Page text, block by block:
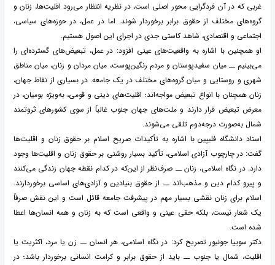
غربی که در آن فردگرایی محور اصلی است، در نظریه انتظار می‌رود اقلیت‌ها، زنان و
گروه‌های مختلف از حقوق برابر برخوردار شوند. اما در عمل، در حوزه‌های سیاسی،
اجتماعی و اقتصادی، شاهد کاستی جدی در اجرای این اصول هستیم.
او همچنین با اشاره به واقعیت‌های عینی افزود: در عمل، تبعیض‌های گسترده‌ای را
می‌بینیم ــ میان سفیدپوستان و مردم رنگین‌پوست، میان مردان و زنان، میان مناطق
شهری و روستایی و میان گروه‌های مختلف در یک جامعه. در بسیاری از نقاط جهان،
زنان همچنان با انواع تبعیض مواجه‌اند؛ اقلیت‌های دینی و قومی، به‌ویژه بومیان، در
معرض تبعیض قرار دارند و ملت‌های جهان جنوب غالباً از سوی کشورهای ثروتمند
شمال به‌صورت درجه‌دوم تلقی می‌شوند.
استاد دانشگاه فلیپین با اشاره به تأکیدات صریح اسلام بر حقوق زنان و اقلیت‌ها
گفت: در چارچوب آزادی اسلامی، تأکید بسیار روشنی بر حقوق زنان و اقلیت‌ها وجود
دارد. در نگاه اسلامی، زنان ــ صرف‌نظر از این‌که در کدام نقطه جهان زندگی می‌کنند
و پیرو کدام دین و مذهب‌اند ــ از حقوق بنیادین و آزادی‌های اساسی برخوردارند.
اسلام برای زنان نقشی بسیار مهم در پیشرفت جامعه قائل است و این نقش صرفاً
یک شعار نیست، بلکه حقی عینی و واقعی است که به زنان و همه انسان‌ها اعطا
شده است.
دکتر سوییا جونیور تصریح کرد: در نگاه اسلامی، هر انسان ــ زن یا مرد، اکثریت یا
اقلیت، شمال یا جنوب ــ باید از حقوق برابر و کرامت انسانی برخوردار باشد؛ در